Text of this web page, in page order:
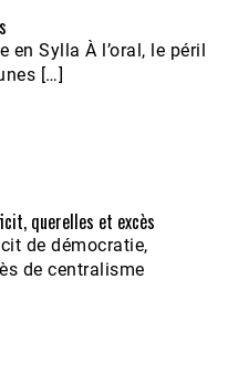
Sylla À l’oral, le péril
[…]
querelles et excès
de démocratie,
de centralisme